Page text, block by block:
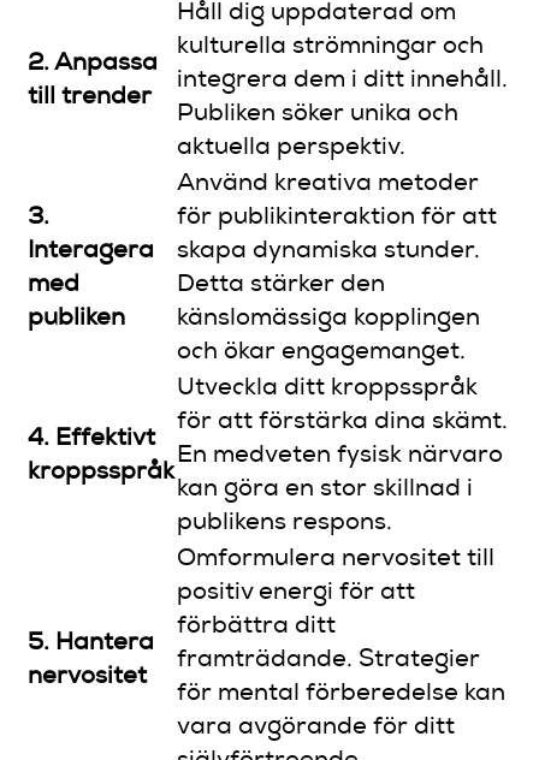
2. Anpassa
till trender
Håll dig uppdaterad om
kulturella strömningar och
integrera dem i ditt innehåll.
Publiken söker unika och
aktuella perspektiv.
3.
Interagera
med
publiken
Använd kreativa metoder
för publikinteraktion för att
skapa dynamiska stunder.
Detta stärker den
känslomässiga kopplingen
och ökar engagemanget.
4. Effektivt
kroppsspråk
Utveckla ditt kroppsspråk
för att förstärka dina skämt.
En medveten fysisk närvaro
kan göra en stor skillnad i
publikens respons.
5. Hantera
nervositet
Omformulera nervositet till
positiv energi för att
förbättra ditt
framträdande. Strategier
för mental förberedelse kan
vara avgörande för ditt